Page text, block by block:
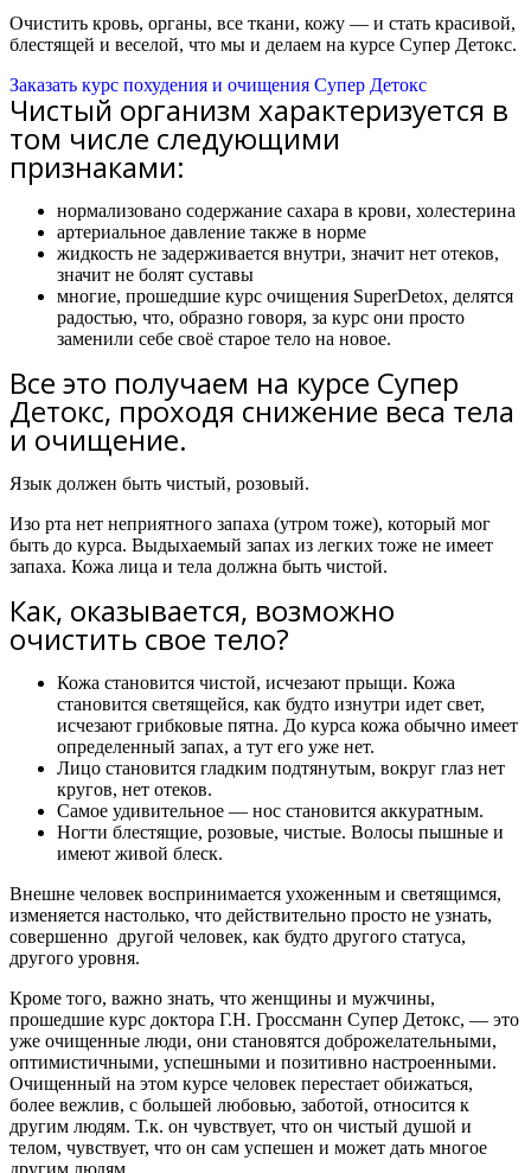
Очистить кровь, органы, все ткани, кожу — и стать красивой,
блестящей и веселой, что мы и делаем на курсе Супер Детокс.
Заказать курс похудения и очищения Супер Детокс
Чистый организм характеризуется в
том числе следующими
признаками:
нормализовано содержание сахара в крови, холестерина
артериальное давление также в норме
жидкость не задерживается внутри, значит нет отеков,
значит не болят суставы
многие, прошедшие курс очищения SuperDetox, делятся
радостью, что, образно говоря, за курс они просто
заменили себе своё старое тело на новое.
Все это получаем на курсе Супер
Детокс, проходя снижение веса тела
и очищение.
Язык должен быть чистый, розовый.
Изо рта нет неприятного запаха (утром тоже), который мог
быть до курса. Выдыхаемый запах из легких тоже не имеет
запаха. Кожа лица и тела должна быть чистой.
Как, оказывается, возможно
очистить свое тело?​
Кожа становится чистой, исчезают прыщи. Кожа
становится светящейся, как будто изнутри идет свет,
исчезают грибковые пятна. До курса кожа обычно имеет
определенный запах, а тут его уже нет.
Лицо становится гладким подтянутым, вокруг глаз нет
кругов, нет отеков.
Самое удивительное — нос становится аккуратным.
Ногти блестящие, розовые, чистые. Волосы пышные и
имеют живой блеск.
Внешне человек воспринимается ухоженным и светящимся,
изменяется настолько, что действительно просто не узнать,
совершенно другой человек, как будто другого статуса,
другого уровня.
Кроме того, важно знать, что женщины и мужчины,
прошедшие курс доктора Г.Н. Гроссманн Супер Детокс, — это
уже очищенные люди, они становятся доброжелательными,
оптимистичными, успешными и позитивно настроенными.
Очищенный на этом курсе человек перестает обижаться,
более вежлив, с большей любовью, заботой, относится к
другим людям. Т.к. он чувствует, что он чистый душой и
телом, чувствует, что он сам успешен и может дать многое
другим людям.